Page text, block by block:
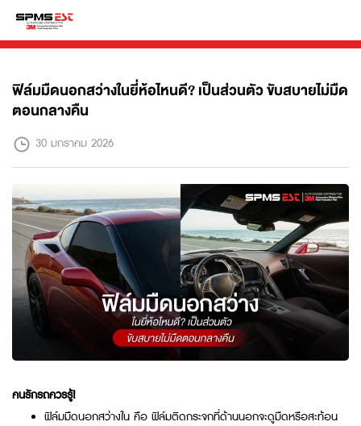
ฟิล์มมืดนอกสว่างในยี่ห้อไหนดี? เป็นส่วนตัว ขับสบายไม่มืด
ตอนกลางคืน
30 มกราคม 2026
คนรักรถควรรู้!
ฟิล์มมืดนอกสว่างใน คือ ฟิล์มติดกระจกที่ด้านนอกจะดูมืดหรือสะท้อน